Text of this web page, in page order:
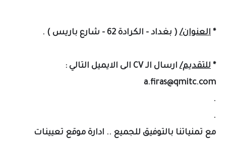
* العنوان/( بغداد - الكرادة 62 - شارع باريس ) .
* للتقديم/ارسال الـ CV الى الايميل التالي :
a.firas@qmitc.com
.
.
مع تمنياتنا بالتوفيق للجميع .. ادارة موقع تعيينات